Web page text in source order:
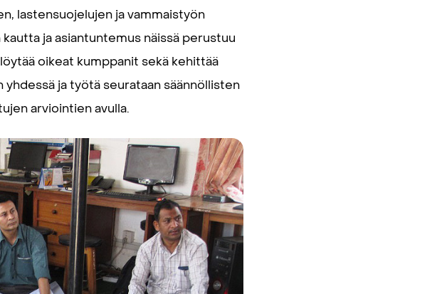
lastensuojelujen ja vammaistyön
ja asiantuntemus näissä perustuu
oikeat kumppanit sekä kehittää
ja työtä seurataan säännöllisten
arviointien avulla.